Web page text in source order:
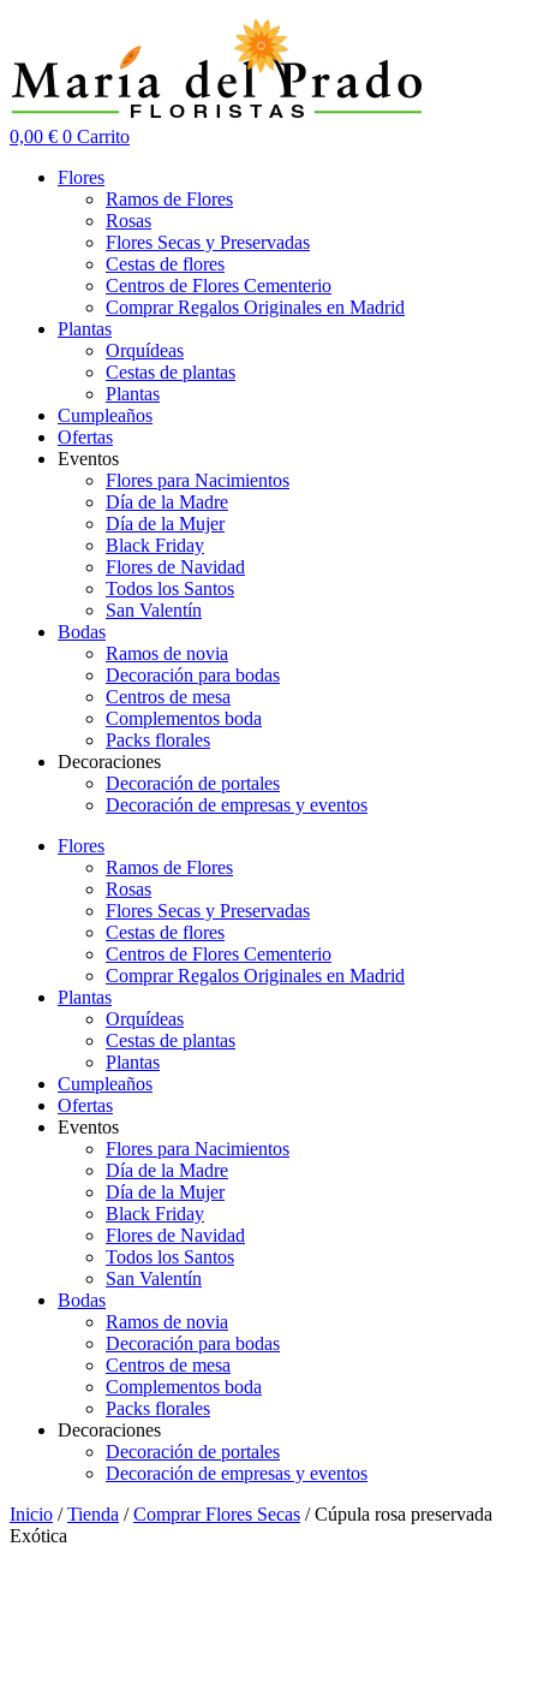
0,00 € 0 Carrito
Flores
Ramos de Flores
Rosas
Flores Secas y Preservadas
Cestas de flores
Centros de Flores Cementerio
Comprar Regalos Originales en Madrid
Plantas
Orquídeas
Cestas de plantas
Plantas
Cumpleaños
Ofertas
Eventos
Flores para Nacimientos
Día de la Madre
Día de la Mujer
Black Friday
Flores de Navidad
Todos los Santos
San Valentín
Bodas
Ramos de novia
Decoración para bodas
Centros de mesa
Complementos boda
Packs florales
Decoraciones
Decoración de portales
Decoración de empresas y eventos
Flores
Ramos de Flores
Rosas
Flores Secas y Preservadas
Cestas de flores
Centros de Flores Cementerio
Comprar Regalos Originales en Madrid
Plantas
Orquídeas
Cestas de plantas
Plantas
Cumpleaños
Ofertas
Eventos
Flores para Nacimientos
Día de la Madre
Día de la Mujer
Black Friday
Flores de Navidad
Todos los Santos
San Valentín
Bodas
Ramos de novia
Decoración para bodas
Centros de mesa
Complementos boda
Packs florales
Decoraciones
Decoración de portales
Decoración de empresas y eventos
Inicio /Tienda /Comprar Flores Secas / Cúpula rosa preservada
Exótica